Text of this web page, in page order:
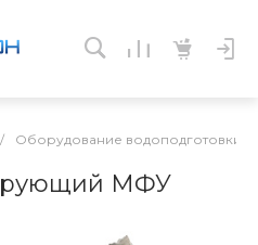
/ Оборудование водоподготовки и
МФУ